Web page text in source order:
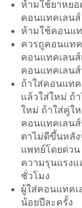
ห้ามใช้ยาหยอ
คอนแทคเลนส์
ห้ามใช้คอนแ
ควรถูคอนแท
คอนแทคเลนส์
คอนแทคเลน
ถ้าใส่คอนแทค
แล้วใส่ใหม่ ถ้
ใหม่ ถ้าใส่คู่ใ
คอนแทคเลนส์
ตาไม่ดีขึ้นหลัง
แพทย์โดยด่วน
ความรุนแรงแ
ชั่วโมง
ผู้ใส่คอนแทคเ
น้อยปีละครั้ง